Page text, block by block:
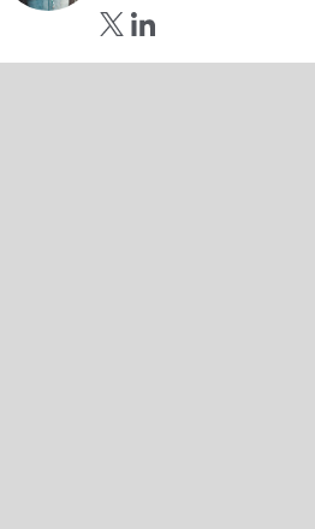
Opens in new window
Opens in new window